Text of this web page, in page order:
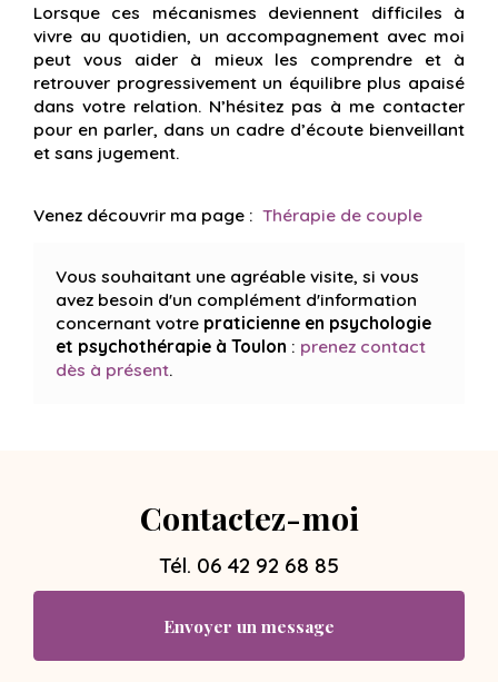
Lorsque ces mécanismes deviennent difficiles à
vivre au quotidien, un accompagnement avec moi
peut vous aider à mieux les comprendre et à
retrouver progressivement un équilibre plus apaisé
dans votre relation. N’hésitez pas à me contacter
pour en parler, dans un cadre d’écoute bienveillant
et sans jugement.
Venez découvrir ma page : Thérapie de couple
Vous souhaitant une agréable visite, si vous
avez besoin d'un complément d'information
concernant votre praticienne en psychologie
et psychothérapie à Toulon : prenez contact
dès à présent.
Contactez-moi
Tél. 06 42 92 68 85
Envoyer un message